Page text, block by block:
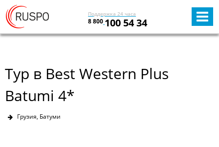
Поддержка 24 часа
8 800 100 54 34
Тур в Best Western Plus
Batumi 4*
Грузия, Батуми